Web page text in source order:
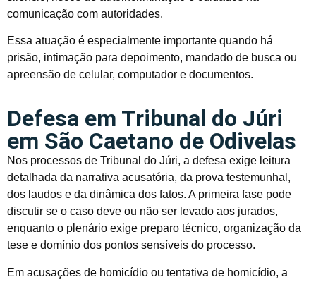
comunicação com autoridades.
Essa atuação é especialmente importante quando há
prisão, intimação para depoimento, mandado de busca ou
apreensão de celular, computador e documentos.
Defesa em Tribunal do Júri
em São Caetano de Odivelas
Nos processos de Tribunal do Júri, a defesa exige leitura
detalhada da narrativa acusatória, da prova testemunhal,
dos laudos e da dinâmica dos fatos. A primeira fase pode
discutir se o caso deve ou não ser levado aos jurados,
enquanto o plenário exige preparo técnico, organização da
tese e domínio dos pontos sensíveis do processo.
Em acusações de homicídio ou tentativa de homicídio, a